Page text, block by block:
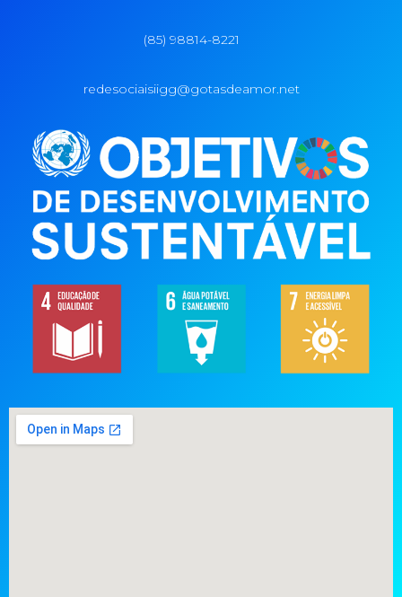
(85) 98814-8221
redesociaisiigg@gotasdeamor.net